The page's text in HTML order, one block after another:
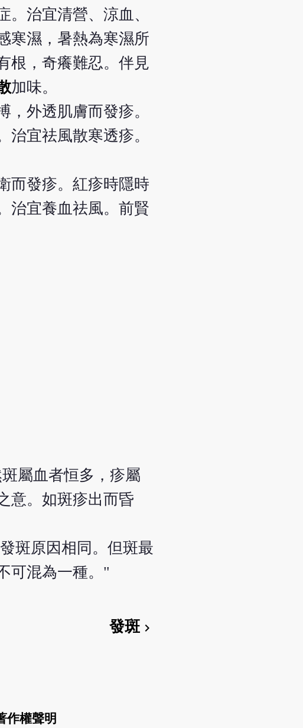
治宜清營、涼血、
寒濕，暑熱為寒濕所
根，奇癢難忍。伴見
加味。
外透肌膚而發疹。
宜祛風散寒透疹。
而發疹。紅疹時隱時
治宜養血祛風。前賢
屬血者恒多，疹屬
意。如斑疹出而昏
斑原因相同。但斑最
可混為一種。"
發斑chevron_right
作權聲明